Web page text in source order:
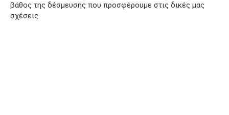
βάθος της δέσμευσης που προσφέρουμε στις δικές μας
σχέσεις.